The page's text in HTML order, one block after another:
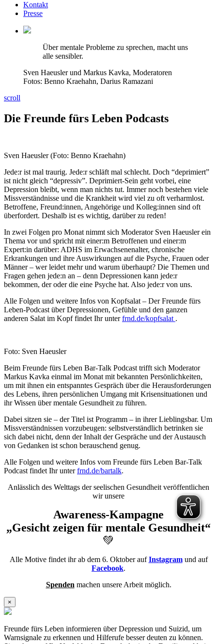
Kontakt
Presse
Über mentale Probleme zu sprechen, macht uns
alle sensibler.
Sven Haeusler und Markus Kavka, Moderatoren
Fotos: Benno Kraehahn, Darius Ramazani
scroll
Die Freunde fürs Leben Podcasts
Sven Haeusler (Foto: Benno Kraehahn)
Jede:r ist mal traurig. Jede:r schläft mal schlecht. Doch “deprimiert”
ist nicht gleich “depressiv”. Deprimiert-Sein geht vorbei, eine
Depression bleibt, wenn man nichts tut. Immer noch bestehen viele
Missverständnisse und die Krankheit wird viel zu oft verharmlost.
Betroffene, Freund:innen, Angehörige und Kolleg:innen sind oft
überfordert. Deshalb ist es wichtig, darüber zu reden!
In zwei Folgen pro Monat nimmt sich Moderator Sven Haeusler ein
Thema vor und spricht mit einer:m Betroffenen und einer:m
Expert:in darüber: ADHS im Erwachsenenalter, chronische
Erkrankungen und ihre Auswirkungen auf die Psyche, Frauen oder
Männer – wer leidet mehr und warum überhaupt? Die Themen und
Fragen gehen jede:n an – denn Depressionen kann jede:r
bekommen, der oder die eine Psyche hat. Also jede:r von uns.
Alle Folgen und weitere Infos von Kopfsalat – Der Freunde fürs
Leben-Podcast über Depressionen, Gefühle und den ganzen
anderen Salat im Kopf findet Ihr unterfrnd.de/kopfsalat .
Foto: Sven Haeusler
Beim Freunde fürs Leben Bar-Talk Podcast trifft sich Moderator
Markus Kavka einmal im Monat mit bekannten Persönlichkeiten,
um mit ihnen ein entspanntes Gespräch über die Herausforderungen
des Lebens, ihren persönlichen Umgang mit Krisensituationen und
ihr Wissen über mentale Gesundheit zu führen.
Dabei sitzen sie – der Titel ist Programm – in ihrer Lieblingsbar. Um
Missverständnissen vorzubeugen: selbstverständlich betrinken sie
sich dabei nicht, denn der Inhalt der Gespräche und der Austausch
von Gedanken ist schon berauschend genug.
Alle Folgen und weitere Infos vom Freunde fürs Leben Bar-Talk
Podcast findet Ihr unterfrnd.de/bartalk.
Anlässlich des Welttags der seelischen Gesundheit veröffentlichen
wir unsere
Awareness-Kampagne
„Gesicht zeigen für mentale Gesundheit“
💚
Alle Motive findet ihr ab dem 6. Oktober auf Instagram und auf
Facebook.
Spenden machen unsere Arbeit möglich.
×
Freunde fürs Leben informieren über Depression und Suizid, um
Warnsignale zu erkennen und Hilferufe besser deuten zu können.